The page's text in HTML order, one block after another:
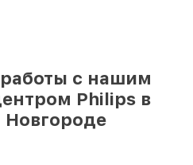
с нашим
Philips в